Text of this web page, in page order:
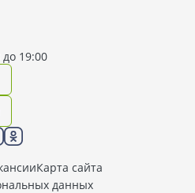
до 19:00
Карта сайта
данных